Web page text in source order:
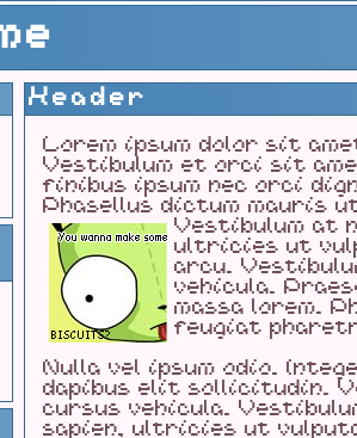
Header
Lorem ipsum dolor sit
Vestibulum et orci sit
finibus ipsum nec orci
Phasellus dictum mauris
Vestibulum at
ultricies ut
arcu.
vehicula.
massa lorem.
feugiat
Nulla vel ipsum odio.
dapibus elit sollicitudin.
cursus vehicula.
sapien, ultricies ut